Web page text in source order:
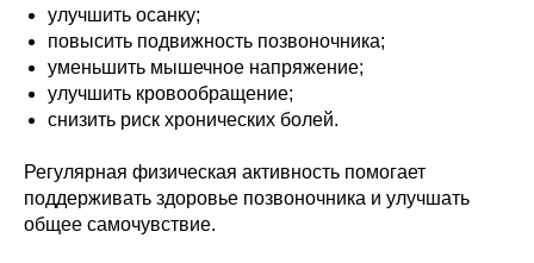
улучшить осанку;
повысить подвижность позвоночника;
уменьшить мышечное напряжение;
улучшить кровообращение;
снизить риск хронических болей.
Регулярная физическая активность помогает
поддерживать здоровье позвоночника и улучшать
общее самочувствие.